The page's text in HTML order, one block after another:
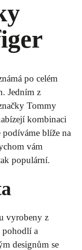
po celém
Jedním z
Tommy
kombinaci
blíže na
vám
populární.
vyrobeny z
a
designům se